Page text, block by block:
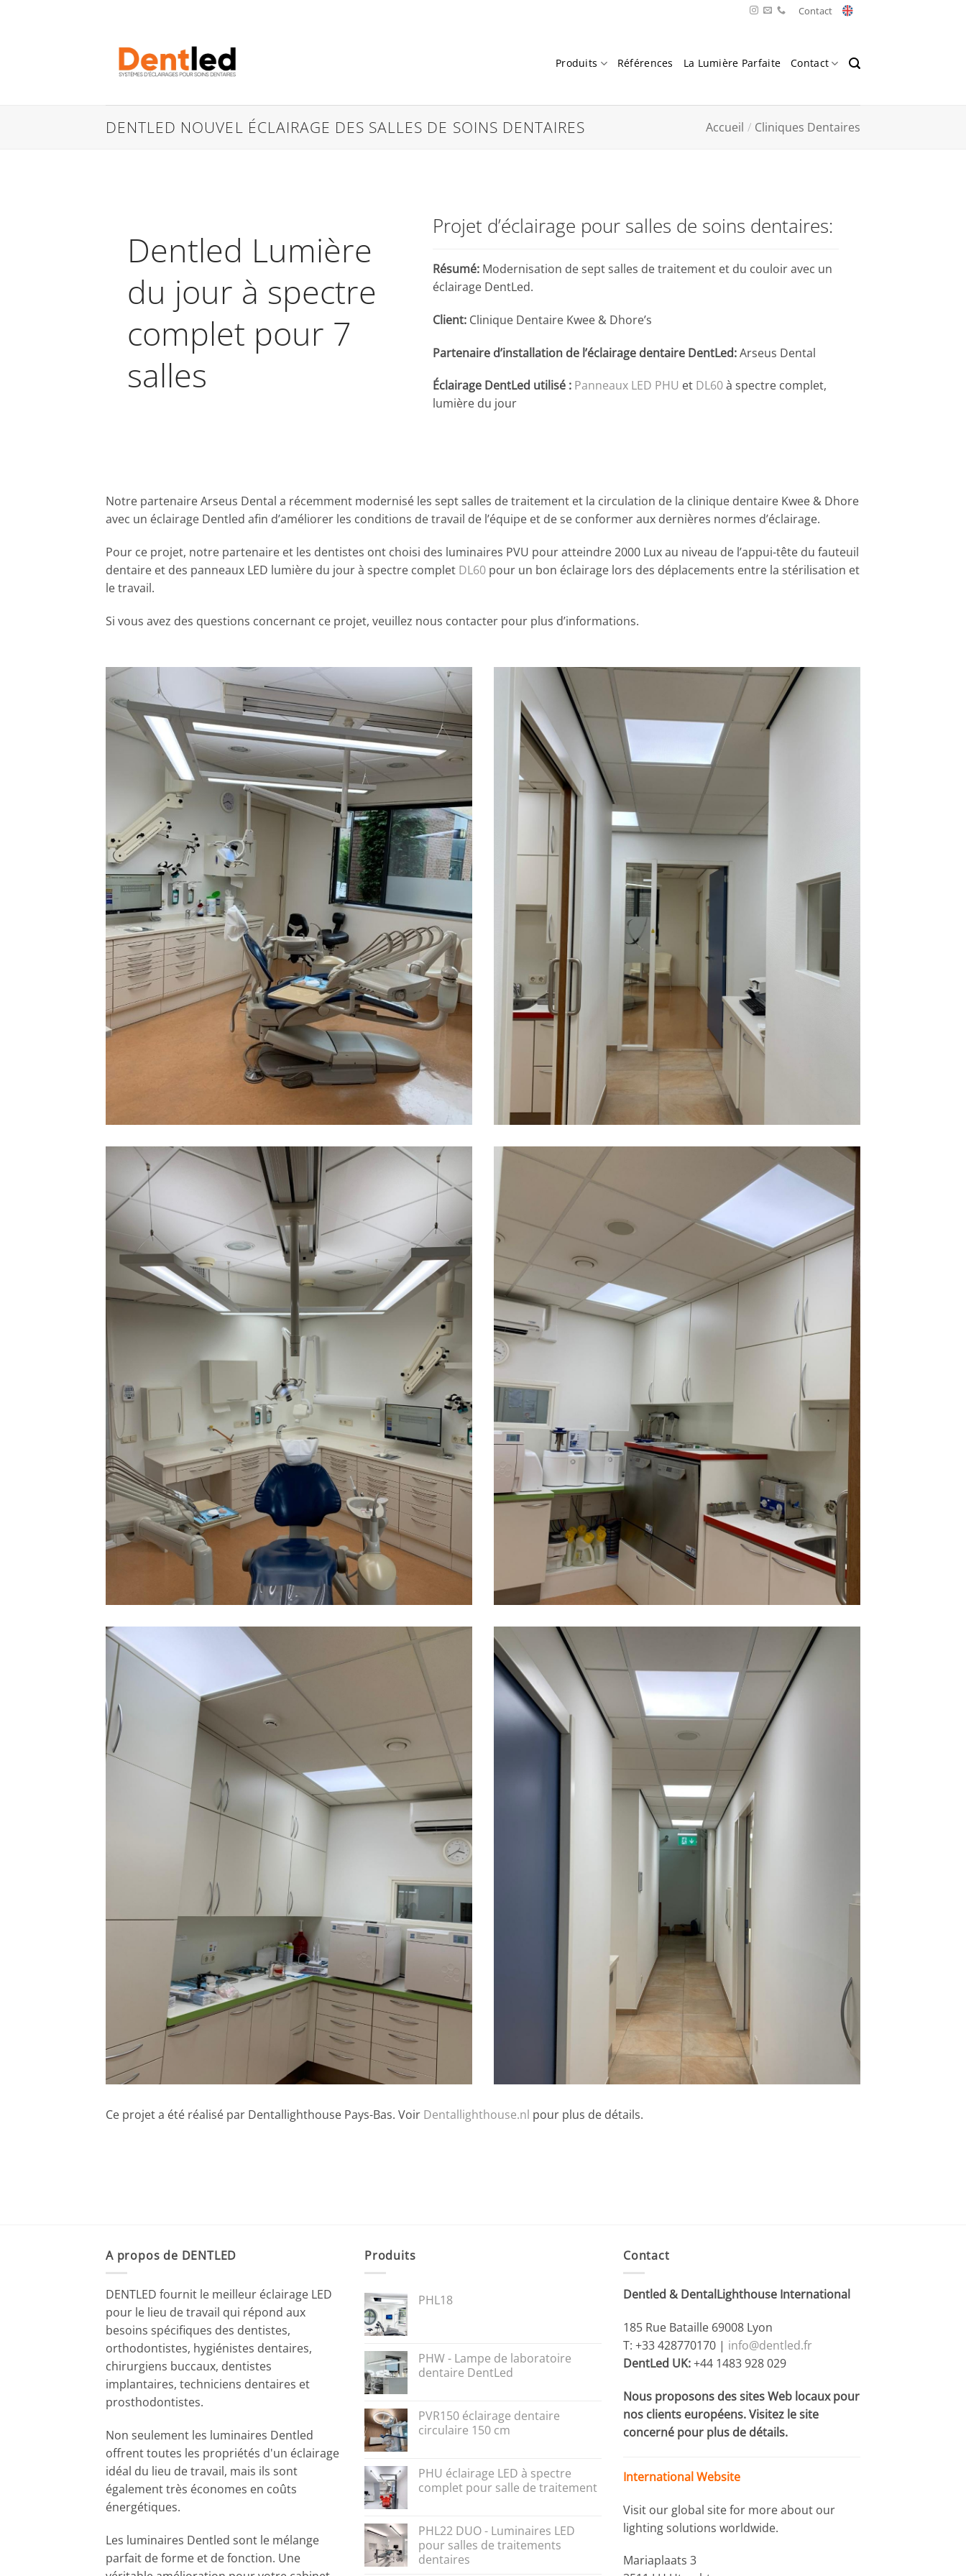
Contact
Produits Références La Lumière Parfaite Contact
DENTLED NOUVEL ÉCLAIRAGE DES SALLES DE SOINS DENTAIRES Accueil / Cliniques Dentaires
Dentled Lumière
du jour à spectre
complet pour 7
salles
Projet d’éclairage pour salles de soins dentaires:
Résumé: Modernisation de sept salles de traitement et du couloir avec un
éclairage DentLed.
Client: Clinique Dentaire Kwee & Dhore’s
Partenaire d’installation de l’éclairage dentaire DentLed:Arseus Dental
Éclairage DentLed utilisé : Panneaux LED PHU et DL60à spectre complet,
lumière du jour
Notre partenaire Arseus Dental a récemment modernisé les sept salles de traitement et la circulation de la clinique dentaire Kwee & Dhore
avec un éclairage Dentled afin d’améliorer les conditions de travail de l’équipe et de se conformer aux dernières normes d’éclairage.
Pour ce projet, notre partenaire et les dentistes ont choisi des luminaires PVU pour atteindre 2000 Lux au niveau de l’appui-tête du fauteuil
dentaire et des panneaux LED lumière du jour à spectre complet DL60 pour un bon éclairage lors des déplacements entre la stérilisation et
le travail.
Si vous avez des questions concernant ce projet, veuillez nous contacter pour plus d’informations.
Ce projet a été réalisé par Dentallighthouse Pays-Bas. Voir Dentallighthouse.nl pour plus de détails.
A propos de DENTLED
DENTLED fournit le meilleur éclairage LED
pour le lieu de travail qui répond aux
besoins spécifiques des dentistes,
orthodontistes, hygiénistes dentaires,
chirurgiens buccaux, dentistes
implantaires, techniciens dentaires et
prosthodontistes.
Non seulement les luminaires Dentled
offrent toutes les propriétés d'un éclairage
idéal du lieu de travail, mais ils sont
également très économes en coûts
énergétiques.
Les luminaires Dentled sont le mélange
parfait de forme et de fonction. Une
Produits
PHL18
PHW - Lampe de laboratoire
dentaire DentLed
PVR150 éclairage dentaire
circulaire 150 cm
PHU éclairage LED à spectre
complet pour salle de traitement
PHL22 DUO - Luminaires LED
pour salles de traitements
dentaires
Contact
Dentled & DentalLighthouse International
185 Rue Bataille 69008 Lyon
T: +33 428770170 | info@dentled.fr
DentLed UK:+44 1483 928 029
Nous proposons des sites Web locaux pour
nos clients européens. Visitez le site
concerné pour plus de détails.
International Website
Visit our global site for more about our
lighting solutions worldwide.
Mariaplaats 3